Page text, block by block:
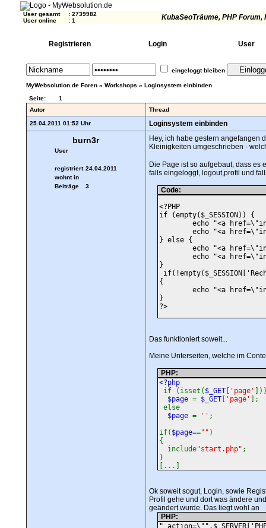
User gesamt : 2739982
User online
: 1 KubaSeoTräume, PHP Forum,
Registrieren Login User
eingeloggt bleiben
MyWebsolution.de Foren» Workshops » Loginsystem einbinden
Seite:
1
Autor
Thread
25.04.2011 01:52 Uhr Loginsystem einbinden
burn3r
User
registriert 24.04.2011
wohnt in
Beiträge
3
Hey, ich habe gestern angefangen
Kleinigkeiten umgeschrieben -
Die Page ist so aufgebaut, dass es
falls eingeloggt, logout,profil und
Code:
<?PHP
if (empty($_SESSION)) {
} else {
}
{
}
?>
Das funktioniert soweit...
Meine Unterseiten, welche im
PHP:
<?php
if (isset( $_GET[ 'page'
$page = $_GET[ 'page'
];
else
$page = '' ;
if( $page=="" )
{
include"start.php" ;
}
[...]
Ok soweit sogut, Login, sowie
Profil gehe und dort was ändere
geändert wurde. Das liegt wohl an
PHP:
"